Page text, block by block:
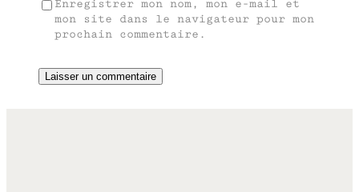
Enregistrer mon nom, mon e-mail et
mon site dans le navigateur pour mon
prochain commentaire.